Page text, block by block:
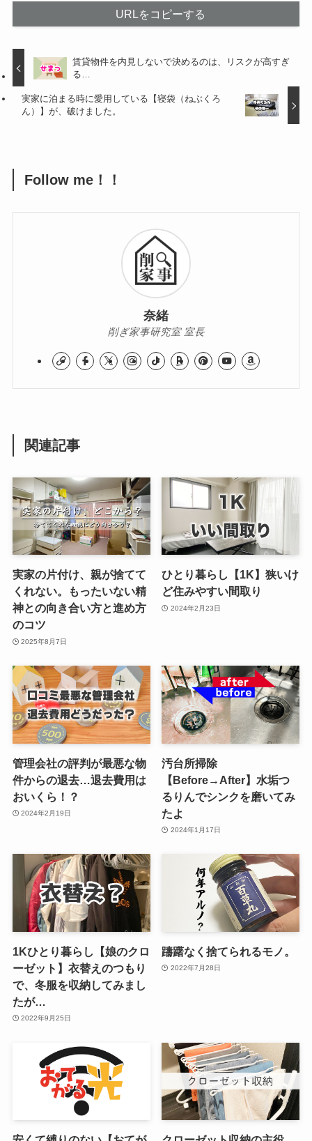
URLをコピーする
賃貸物件を内見しないで決めるのは、リスクが高すぎ
る…
実家に泊まる時に愛用している【寝袋（ねぶくろ
ん）】が、破けました。
Follow me！！
奈緒
削ぎ家事研究室 室長
関連記事
実家の片付け、親が捨てて
くれない。もったいない精
神との向き合い方と進め方
のコツ
2025年8月7日
ひとり暮らし【1K】狭いけ
ど住みやすい間取り
2024年2月23日
管理会社の評判が最悪な物
件からの退去…退去費用は
おいくら！？
2024年2月19日
汚台所掃除
【Before→After】水垢つ
るりんでシンクを磨いてみ
たよ
2024年1月17日
1Kひとり暮らし【娘のクロ
ーゼット】衣替えのつもり
で、冬服を収納してみまし
たが…
2022年9月25日
躊躇なく捨てられるモノ。
2022年7月28日